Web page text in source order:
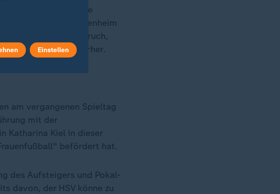
Champions League
Freiburg, Hoffenheim
seinem Anspruch,
zu halten, weit hinterher.
am vergangenen Spieltag
mit der
Katharina Kiel in dieser
befördert hat.
des Aufsteigers und Pokal-
davon, der HSV könne zu
Einstellen